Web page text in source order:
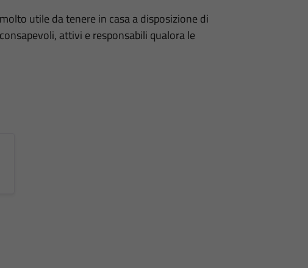
utile da tenere in casa a disposizione di
attivi e responsabili qualora le